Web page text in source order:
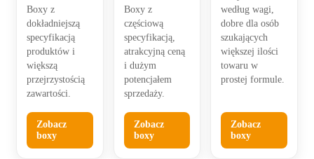
Boxy z
dokładniejszą
specyfikacją
produktów i
większą
przejrzystością
zawartości.
Zobacz
boxy
Boxy z
częściową
specyfikacją,
atrakcyjną ceną
i dużym
potencjałem
sprzedaży.
Zobacz
boxy
według wagi,
dobre dla osób
szukających
większej ilości
towaru w
prostej formule.
Zobacz
boxy